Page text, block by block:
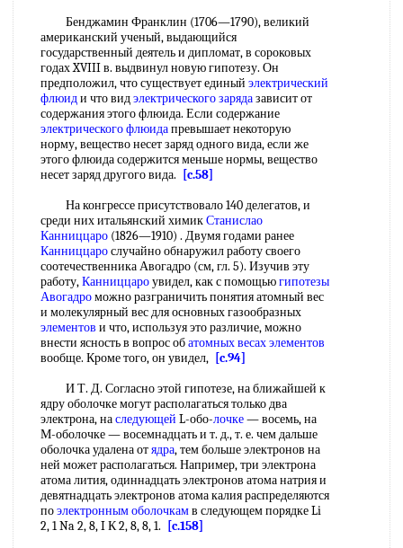
Бенджамин Франклин (1706—1790), великий
американский ученый, выдающийся
государственный деятель и дипломат, в сороковых
годах XVIII в. выдвинул новую гипотезу. Он
предположил, что существует единый электрический
флюиди что видэлектрического зарядазависит от
содержания этого флюида. Если содержание
электрического флюидапревышает некоторую
норму, вещество несет заряд одного вида, если же
этого флюида содержится меньше нормы, вещество
несет заряд другого вида.
[c.58]
На конгрессе присутствовало 140 делегатов, и
среди них итальянский химикСтанислао
Канниццаро (1826—1910) . Двумя годами ранее
Канниццарослучайно обнаружил работу своего
соотечественника Авогадро (см, гл. 5). Изучив эту
работу,Канниццароувидел, как с помощьюгипотезы
Авогадроможно разграничить понятия атомный вес
и молекулярный вес для основных газообразных
элементов и что, используя это различие, можно
внести ясность в вопрос обатомных весах элементов
вообще. Кроме того, он увидел, [c.94]
И Т. Д. Согласно этой гипотезе, на ближайшей к
ядру оболочке могут располагаться только два
электрона, наследующей L-обо-лочке— восемь, на
М-оболочке — восемнадцать и т. д., т. е. чем дальше
оболочка удалена отядра, тем больше электронов на
ней может располагаться. Например, три электрона
атома лития, одиннадцать электронов атома натрия и
девятнадцать электронов атома калия распределяются
поэлектронным оболочкамв следующем порядке Li
2, 1 Na 2, 8, I К 2, 8, 8, 1.
[c.158]